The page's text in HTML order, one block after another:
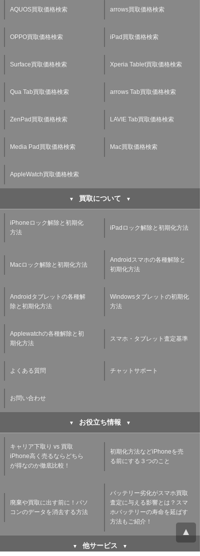
AQUOS買取価格検索 arrows買取価格検索
OPPO買取価格検索 iPad買取価格検索
Surface買取価格検索 Xperia Tablet買取価格検索
Qua Tab買取価格検索 arrows Tab買取価格検索
ZenPad買取価格検索 LAVIE Tab買取価格検索
Media Pad買取価格検索 Mac買取価格検索
AppleWatch買取価格検索
買取について
iPhoneロック解除と初期化
方法
iPadロック解除と初期化方法
Macロック解除と初期化方法
Androidスマホの各種解除と
初期化方法
Androidタブレットの各種解
除と初期化方法
Windowsタブレットの初期化
方法
Applewatchの各種解除と初
期化方法
スマホ・タブレット査定基準
よくある質問 チャットサポート
お問い合わせ
お役立ち情報
キャリア下取り vs 買取
iPhone高く売るならどちら
が得なのか徹底比較！
初期化方法などiPhoneを売
る前にする３つのこと
廃棄や買取に出す前に！パソ
コンのデータを消去する方法
バッテリー劣化がスマホ買取
査定に与える影響とは？スマ
ホバッテリーの寿命を延ばす
方法もご紹介！
他サービス